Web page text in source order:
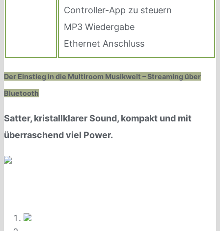
Controller-App zu steuern
MP3 Wiedergabe
Ethernet Anschluss
Der Einstieg in die Multiroom Musikwelt – Streaming über
Bluetooth
Satter, kristallklarer Sound, kompakt und mit
überraschend viel Power.